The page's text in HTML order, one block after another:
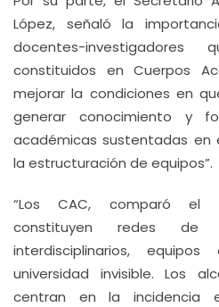
López, señaló la
docentes-
constituidos en Cuerpos
mejorar la condiciones en
generar conocimiento y
académicas sustentadas
la estructuración de equipos”.
“Los CAC, comparó el
constituyen redes de
interdisciplinarios,
universidad invisible. Los
centran en la incidencia